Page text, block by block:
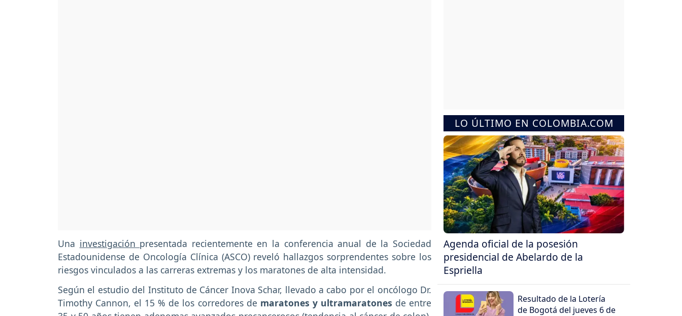
Una investigación presentada recientemente en la conferencia anual de la Sociedad
Estadounidense de Oncología Clínica (ASCO) reveló hallazgos sorprendentes sobre los
riesgos vinculados a las carreras extremas y los maratones de alta intensidad.
Según el estudio del Instituto de Cáncer Inova Schar, llevado a cabo por el oncólogo Dr.
Timothy Cannon, el 15 % de los corredores de maratones y ultramaratones de entre
LO ÚLTIMO EN COLOMBIA.COM
Agenda oficial de la posesión
presidencial de Abelardo de la
Espriella
Resultado de la Lotería
de Bogotá del jueves 6 de